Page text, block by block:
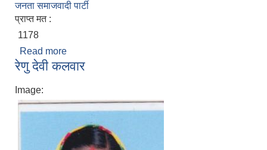
जनता समाजवादी पार्टी
प्राप्त मत :
1178
Read more
रेणु देवी कलवार
Image: